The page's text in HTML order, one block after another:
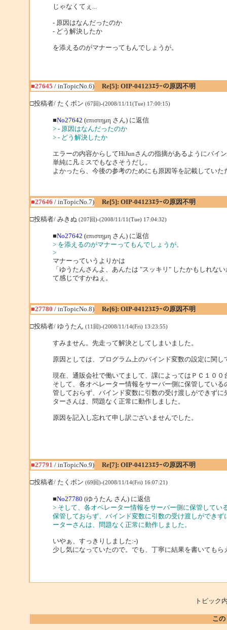
じゃなくてぇ...
- 原因はなんだったのか
- どう解決したか
を添えるのがマナーってもんでしょうが。
■27645 / inTopicNo.6) Re[5]: OIP-04123ｴﾗｰの原因不明
□投稿者/ たくボン (67回)-(2008/11/11(Tue) 17:00:15)
■No27642 (επιστημη さん) に返信
> - 原因はなんだったのか
> - どう解決したか
エラーの内容からしてHiJunさんの指摘があるようにバイ
単純に凡ミスでもなさそうだし。
よかったら、今後の参考のためにも原因等を記載していた
■27646 / inTopicNo.7) Re[5]: OIP-04123ｴﾗｰの原因不明
□投稿者/ みきぬ (207回)-(2008/11/11(Tue) 17:04:32)
■No27642 (επιστημη さん) に返信
> を添えるのがマナーってもんでしょうが。
>
マナーっていうよりかは
「ゆうたんさんよ、あんたは "スッキリ" したかもしれな
て感じですかねぇ。
■27780 / inTopicNo.8) Re[6]: OIP-04123ｴﾗｰの原因不明
□投稿者/ ゆうたん (11回)-(2008/11/14(Fri) 13:23:55)
すみません。先走って解決としてしまいました。
原因としては、プログラム上のバインド変数の設定に関
現在、通販会社で働いてまして、課によってはＰＣ１００
そして、各オペレーター情報をサーバー側に保管してい
管しておらず、バインド変数に引数の受け渡しができず
ターさんは、問題なく正常に動作しました。
原因を記入し忘れて申し訳ございませんでした。
■27791 / inTopicNo.9) Re[7]: OIP-04123ｴﾗｰの原因不明
□投稿者/ たくボン (69回)-(2008/11/14(Fri) 16:07:21)
■No27780 (ゆうたん さん) に返信
> そして、各オペレーター情報をサーバー側に保管して
保管しておらず、バインド変数に引数の受け渡しができ
ーターさんは、問題なく正常に動作しました。
いやぁ、すっきりしました:-)
少し気になっていたので。でも、丁寧に結果を書いてもら
トピッ
こ